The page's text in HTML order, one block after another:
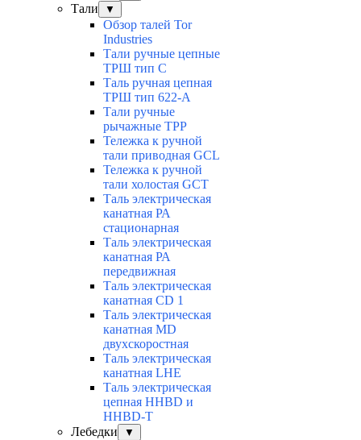
Тали ▼
Обзор талей Tor
Industries
Тали ручные цепные
ТРШ тип С
Таль ручная цепная
ТРШ тип 622-А
Тали ручные
рычажные ТРР
Тележка к ручной
тали приводная GCL
Тележка к ручной
тали холостая GCT
Таль электрическая
канатная РА
стационарная
Таль электрическая
канатная РА
передвижная
Таль электрическая
канатная CD 1
Таль электрическая
канатная МD
двухскоростная
Таль электрическая
канатная LHE
Таль электрическая
цепная HHBD и
HHBD-T
Лебедки
▼